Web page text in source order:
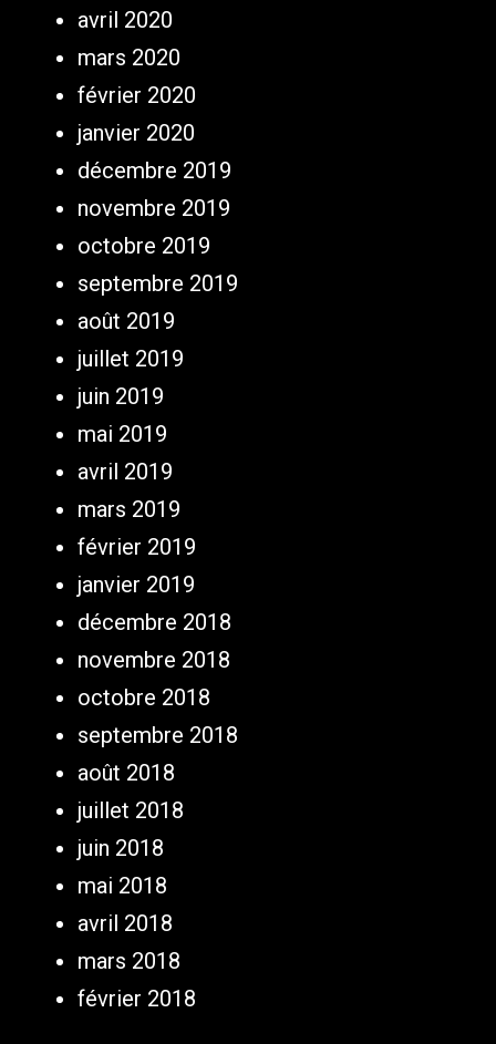
avril 2020
mars 2020
février 2020
janvier 2020
décembre 2019
novembre 2019
octobre 2019
septembre 2019
août 2019
juillet 2019
juin 2019
mai 2019
avril 2019
mars 2019
février 2019
janvier 2019
décembre 2018
novembre 2018
octobre 2018
septembre 2018
août 2018
juillet 2018
juin 2018
mai 2018
avril 2018
mars 2018
février 2018